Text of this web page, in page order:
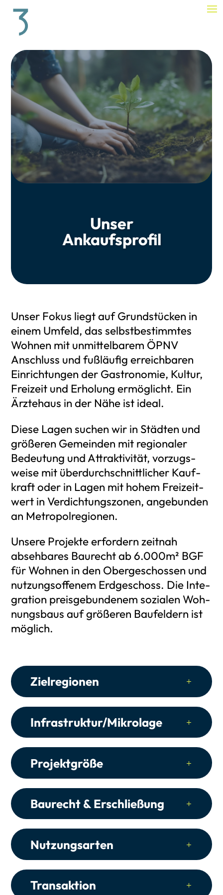
Unser
Ankaufsprofil
Unser Fokus liegt auf Grund­stü­cken in
einem Umfeld, das selbst­be­stimm­tes
Woh­nen mit unmit­tel­ba­rem ÖPNV
Anschluss und fuß­läu­fig erreich­ba­ren
Ein­rich­tun­gen der Gas­tro­no­mie, Kul­tur,
Frei­zeit und Erho­lung ermög­licht. Ein
Ärz­te­haus in der Nähe ist ide­al.
Die­se Lagen suchen wir in Städ­ten und
grö­ße­ren Gemein­den mit regio­na­ler
Bedeu­tung und Attrak­ti­vi­tät, vor­zugs­
wei­se mit über­durch­schnitt­li­cher Kauf­
kraft oder in Lagen mit hohem Frei­zeit­
wert in Ver­dich­tungs­zo­nen, ange­bun­den
an Metro­pol­re­gio­nen.
Unse­re Pro­jek­te erfor­dern zeit­nah
abseh­ba­res Bau­recht ab 6.000m² BGF
für Woh­nen in den Ober­ge­schos­sen und
nut­zungs­of­fe­nem Erd­ge­schoss. Die Inte­
gra­ti­on preis­ge­bun­de­nem sozia­len Woh­
nungs­baus auf grö­ße­ren Bau­fel­dern ist
mög­lich.
Zielregionen
Infrastruktur/Mikrolage
Projektgröße
Baurecht & Erschließung
Nutzungsarten
Transaktion